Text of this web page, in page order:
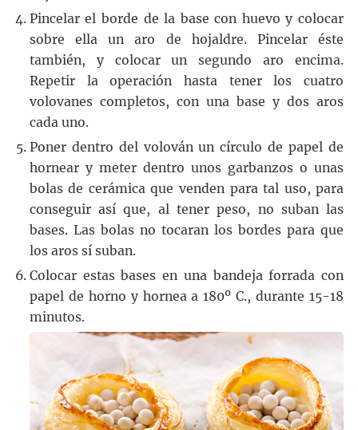
Pincelar el borde de la base con huevo y colocar
sobre ella un aro de hojaldre. Pincelar éste
también, y colocar un segundo aro encima.
Repetir la operación hasta tener los cuatro
volovanes completos, con una base y dos aros
cada uno.
Poner dentro del volován un círculo de papel de
hornear y meter dentro unos garbanzos o unas
bolas de cerámica que venden para tal uso, para
conseguir así que, al tener peso, no suban las
bases. Las bolas no tocaran los bordes para que
los aros sí suban.
Colocar estas bases en una bandeja forrada con
papel de horno y hornea a 180º C., durante 15-18
minutos.